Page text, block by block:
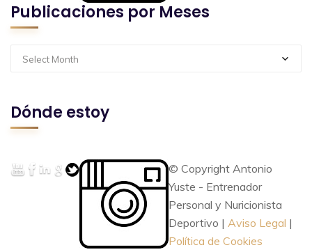
Publicaciones por Meses
Select Month
Dónde estoy
© Copyright Antonio
Yuste - Entrenador
Personal y Nuricionista
Deportivo | Aviso Legal |
Política de Cookies